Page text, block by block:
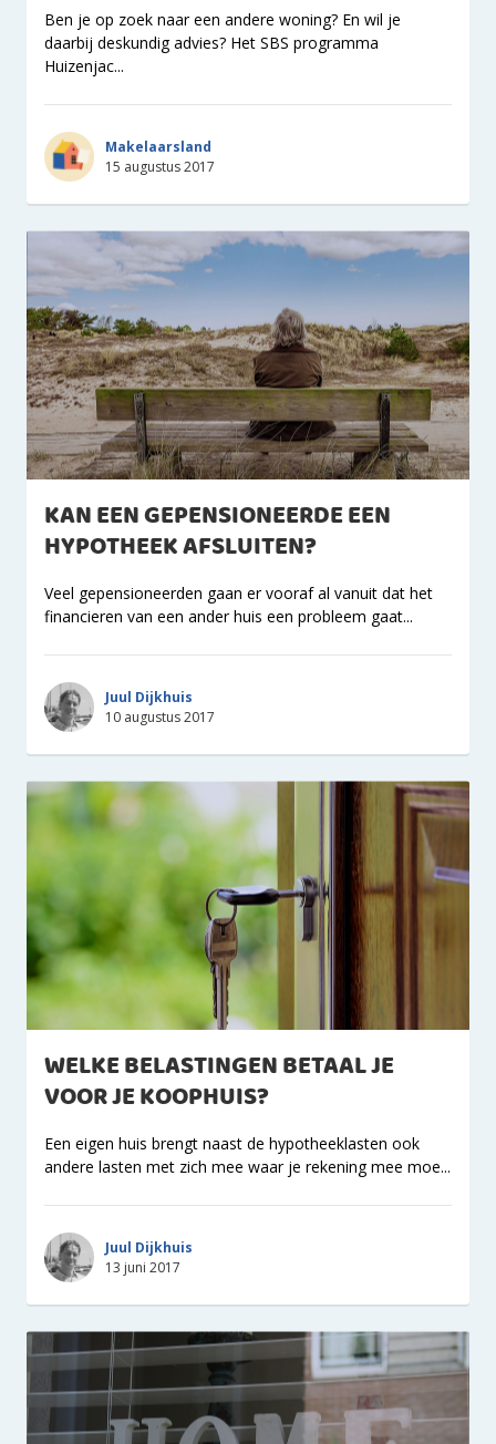
Ben je op zoek naar een andere woning? En wil je
daarbij deskundig advies? Het SBS programma
Huizenjac...
Makelaarsland
15 augustus 2017
KAN EEN GEPENSIONEERDE EEN
HYPOTHEEK AFSLUITEN?
Veel gepensioneerden gaan er vooraf al vanuit dat het
financieren van een ander huis een probleem gaat...
Juul Dijkhuis
10 augustus 2017
WELKE BELASTINGEN BETAAL JE
VOOR JE KOOPHUIS?
Een eigen huis brengt naast de hypotheeklasten ook
andere lasten met zich mee waar je rekening mee moe...
Juul Dijkhuis
13 juni 2017